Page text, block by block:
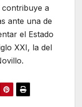
contribuye a
ante una de
el Estado
XXI, la del